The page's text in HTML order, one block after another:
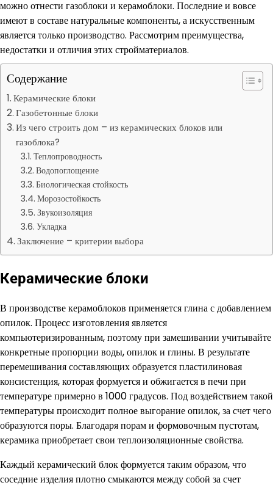
можно отнести газоблоки и керамоблоки. Последние и вовсе
имеют в составе натуральные компоненты, а искусственным
является только производство. Рассмотрим преимущества,
недостатки и отличия этих стройматериалов.
Содержание
Керамические блоки
Газобетонные блоки
Из чего строить дом – из керамических блоков или
газоблока?
Теплопроводность
Водопоглощение
Биологическая стойкость
Морозостойкость
Звукоизоляция
Укладка
Заключение – критерии выбора
Керамические блоки
В производстве керамоблоков применяется глина с добавлением
опилок. Процесс изготовления является
компьютеризированным, поэтому при замешивании учитывайте
конкретные пропорции воды, опилок и глины. В результате
перемешивания составляющих образуется пластилиновая
консистенция, которая формуется и обжигается в печи при
температуре примерно в 1000 градусов. Под воздействием такой
температуры происходит полное выгорание опилок, за счет чего
образуются поры. Благодаря порам и формовочным пустотам,
керамика приобретает свои теплоизоляционные свойства.
Каждый керамический блок формуется таким образом, что
соседние изделия плотно смыкаются между собой за счет